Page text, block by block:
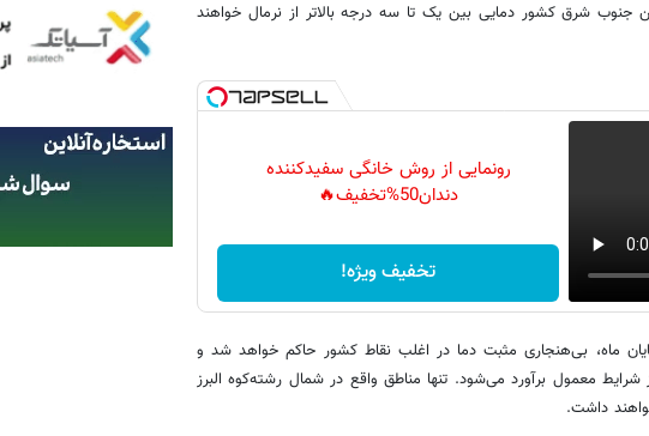
شرق کشور دمایی بین یک تا سه درجه بالاتر از نرمال خواهند
رونمایی از روش خانگی سفیدکننده
دندان50%تخفیف🔥
تخفیف ویژه!
ماه، بی‌هنجاری مثبت دما در اغلب نقاط کشور حاکم خواهد شد و
شرایط معمول برآورد می‌شود. تنها مناطق واقع در شمال رشته‌کوه البرز
داشت.